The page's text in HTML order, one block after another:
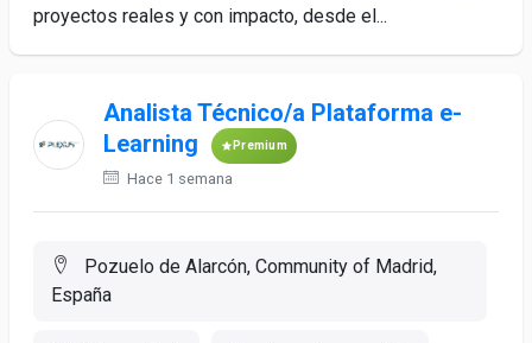
proyectos reales y con impacto, desde el...
Analista Técnico/a Plataforma e-
Learning
Premium
Hace 1 semana
Pozuelo de Alarcón, Community of Madrid,
España